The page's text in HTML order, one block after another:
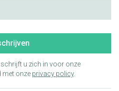
u zich in voor onze
met onze privacy policy.